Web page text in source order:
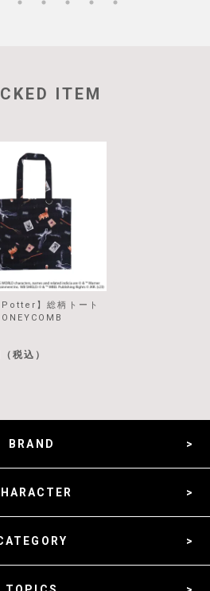
ITEM
】総柄トート
税込）
BRAND